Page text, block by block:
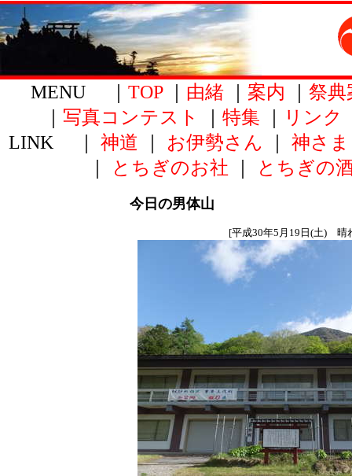
MENU ｜ TOP｜ 由緒 案内
祭典
写真コンテスト 特集 リンク
LINK ｜ 神道 お伊勢さん 神さま
とちぎのお社 とちぎの
今日の男体山
[平成30年5月19日(土) 晴